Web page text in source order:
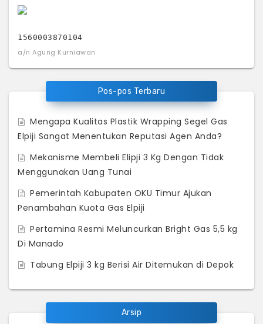
1560003870104
a/n Agung Kurniawan
Pos-pos Terbaru
Mengapa Kualitas Plastik Wrapping Segel Gas
Elpiji Sangat Menentukan Reputasi Agen Anda?
Mekanisme Membeli Elipji 3 Kg Dengan Tidak
Menggunakan Uang Tunai
Pemerintah Kabupaten OKU Timur Ajukan
Penambahan Kuota Gas Elpiji
Pertamina Resmi Meluncurkan Bright Gas 5,5 kg
Di Manado
Tabung Elpiji 3 kg Berisi Air Ditemukan di Depok
Arsip